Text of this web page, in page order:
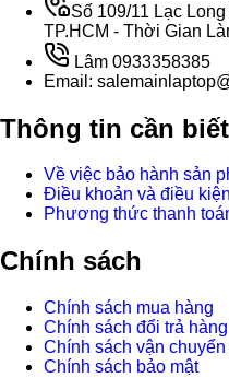
Số 109/11 Lạc
TP.HCM - Thời Gian
Lâm 0933358385
Email:
Thông tin cần biết
Về việc bảo hành sản
Điều khoản và điều kiện
Phương thức thanh
Chính sách
Chính sách mua hàng
Chính sách đổi trả
Chính sách vận
Chính sách bảo mật